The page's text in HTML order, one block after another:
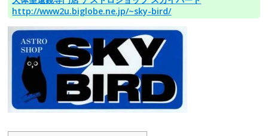
http://www2u.biglobe.ne.jp/~sky-bird/